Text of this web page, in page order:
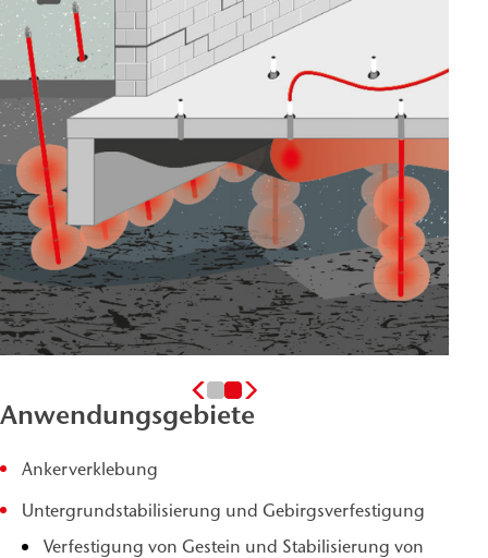
Anwendungsgebiete
Ankerverklebung
Untergrundstabilisierung und Gebirgsverfestigung
Verfestigung von Gestein und Stabilisierung von